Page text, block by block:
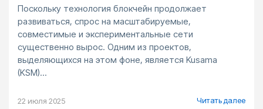
Поскольку технология блокчейн продолжает
развиваться, спрос на масштабируемые,
совместимые и экспериментальные сети
существенно вырос. Одним из проектов,
выделяющихся на этом фоне, является Kusama
(KSM)...
22 июля 2025 Читать далее